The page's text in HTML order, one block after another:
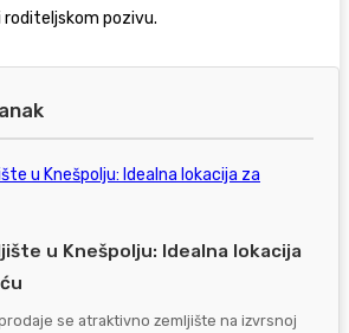
pozivu.
u Knešpolju: Idealna lokacija
se atraktivno zemljište na izvrsnoj